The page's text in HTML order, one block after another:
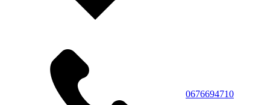
0676694710